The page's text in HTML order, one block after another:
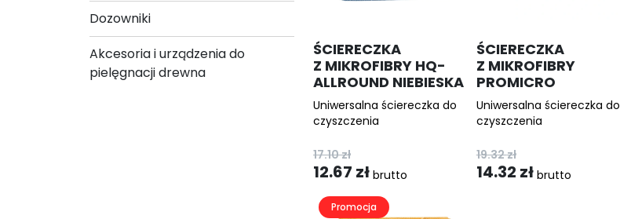
Dozowniki
Akcesoria i urządzenia do
pielęgnacji drewna
ŚCIERECZKA
Z MIKROFIBRY HQ-
ALLROUND NIEBIESKA
Uniwersalna ściereczka do
czyszczenia
17.10zł
cena
12.67 zł
cena
brutto
ŚCIERECZKA
Z MIKROFIBRY
PROMICRO
Uniwersalna ściereczka do
czyszczenia
19.32zł
14.32 złbrutto
Promocja